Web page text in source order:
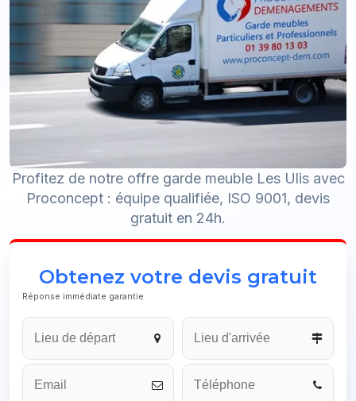
Profitez de notre offre garde meuble Les Ulis avec
Proconcept : équipe qualifiée, ISO 9001, devis
gratuit en 24h.
Obtenez votre devis gratuit
Réponse immédiate garantie